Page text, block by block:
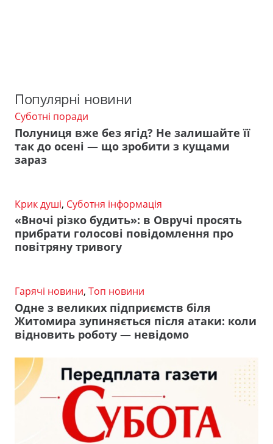
Популярні новини
Суботні поради
Полуниця вже без ягід? Не залишайте її
так до осені — що зробити з кущами
зараз
Крик душі, Суботня інформація
«Вночі різко будить»: в Овручі просять
прибрати голосові повідомлення про
повітряну тривогу
Гарячі новини, Топ новини
Одне з великих підприємств біля
Житомира зупиняється після атаки: коли
відновить роботу — невідомо